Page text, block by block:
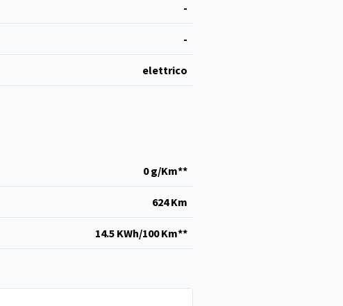
-
-
elettrico
0 g/Km**
624 Km
14.5 KWh/100 Km**